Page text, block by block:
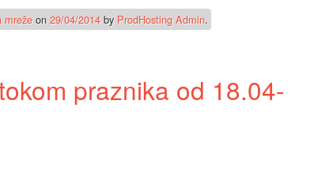
mreže on 29/04/2014 by ProdHosting Admin.
praznika od 18.04-